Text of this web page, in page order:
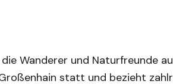
Wanderer und Naturfreunde
statt und bezieht